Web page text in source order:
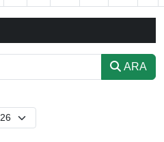
ARA